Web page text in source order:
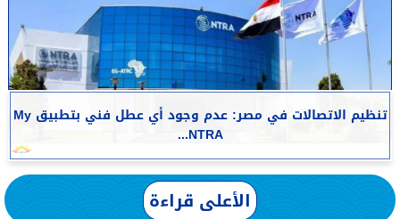
تنظيم الاتصالات في مصر: عدم وجود أي عطل فني بتطبيق My
NTRA...
الأعلى قراءة